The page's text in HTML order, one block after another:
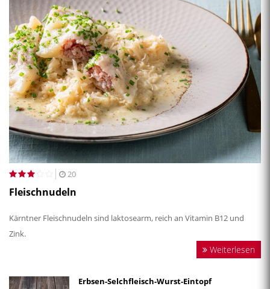
20
Fleischnudeln
Kärntner Fleischnudeln sind laktosearm, reich an Vitamin B12 und
Zink.
Weiterlesen
Erbsen-Selchfleisch-Wurst-Eintopf